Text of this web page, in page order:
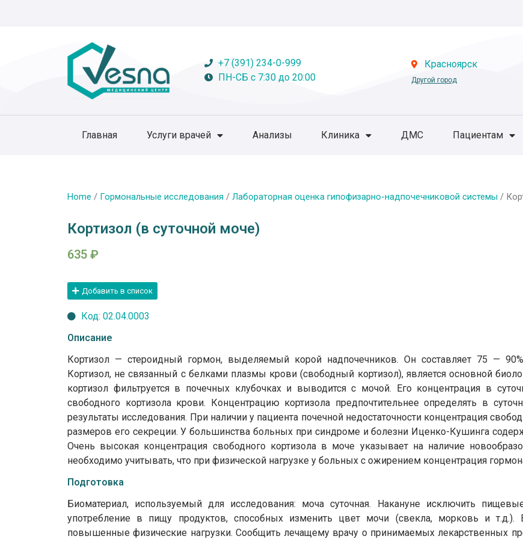
+7 (391) 234-0-999
ПН-СБ с 7:30 до 20:00
Красноярск
Другой город
Главная Услуги врачей Анализы Клиника ДМС Пациентам
Home / Гормональные исследования / Лабораторная оценка гипофизарно-надпочечниковой системы /
Кортизол (в суточной моче)
635 ₽
Добавить в список
Код: 02.04.0003
Описание
Кортизол — стероидный гормон, выделяемый корой надпочечников. Он составляет 75 —
Кортизол, не связанный с белками плазмы крови (свободный кортизол), является основной
кортизол фильтруется в почечных клубочках и выводится с мочой. Его концентрация в
свободного кортизола крови. Концентрацию кортизола предпочтительнее определять в
результаты исследования. При наличии у пациента почечной недостаточности концентрация
размеров его секреции. У большинства больных при синдроме и болезни Иценко-Кушинга
Очень высокая концентрация свободного кортизола в моче указывает на наличие
необходимо учитывать, что при физической нагрузке у больных с ожирением концентрация
Подготовка
Биоматериал, используемый для исследования: моча суточная. Накануне исключить
употребление в пищу продуктов, способных изменить цвет мочи (свекла, морковь и т.д.).
повышенные физические нагрузки. Сообщить лечащему врачу о принимаемых лекарственных